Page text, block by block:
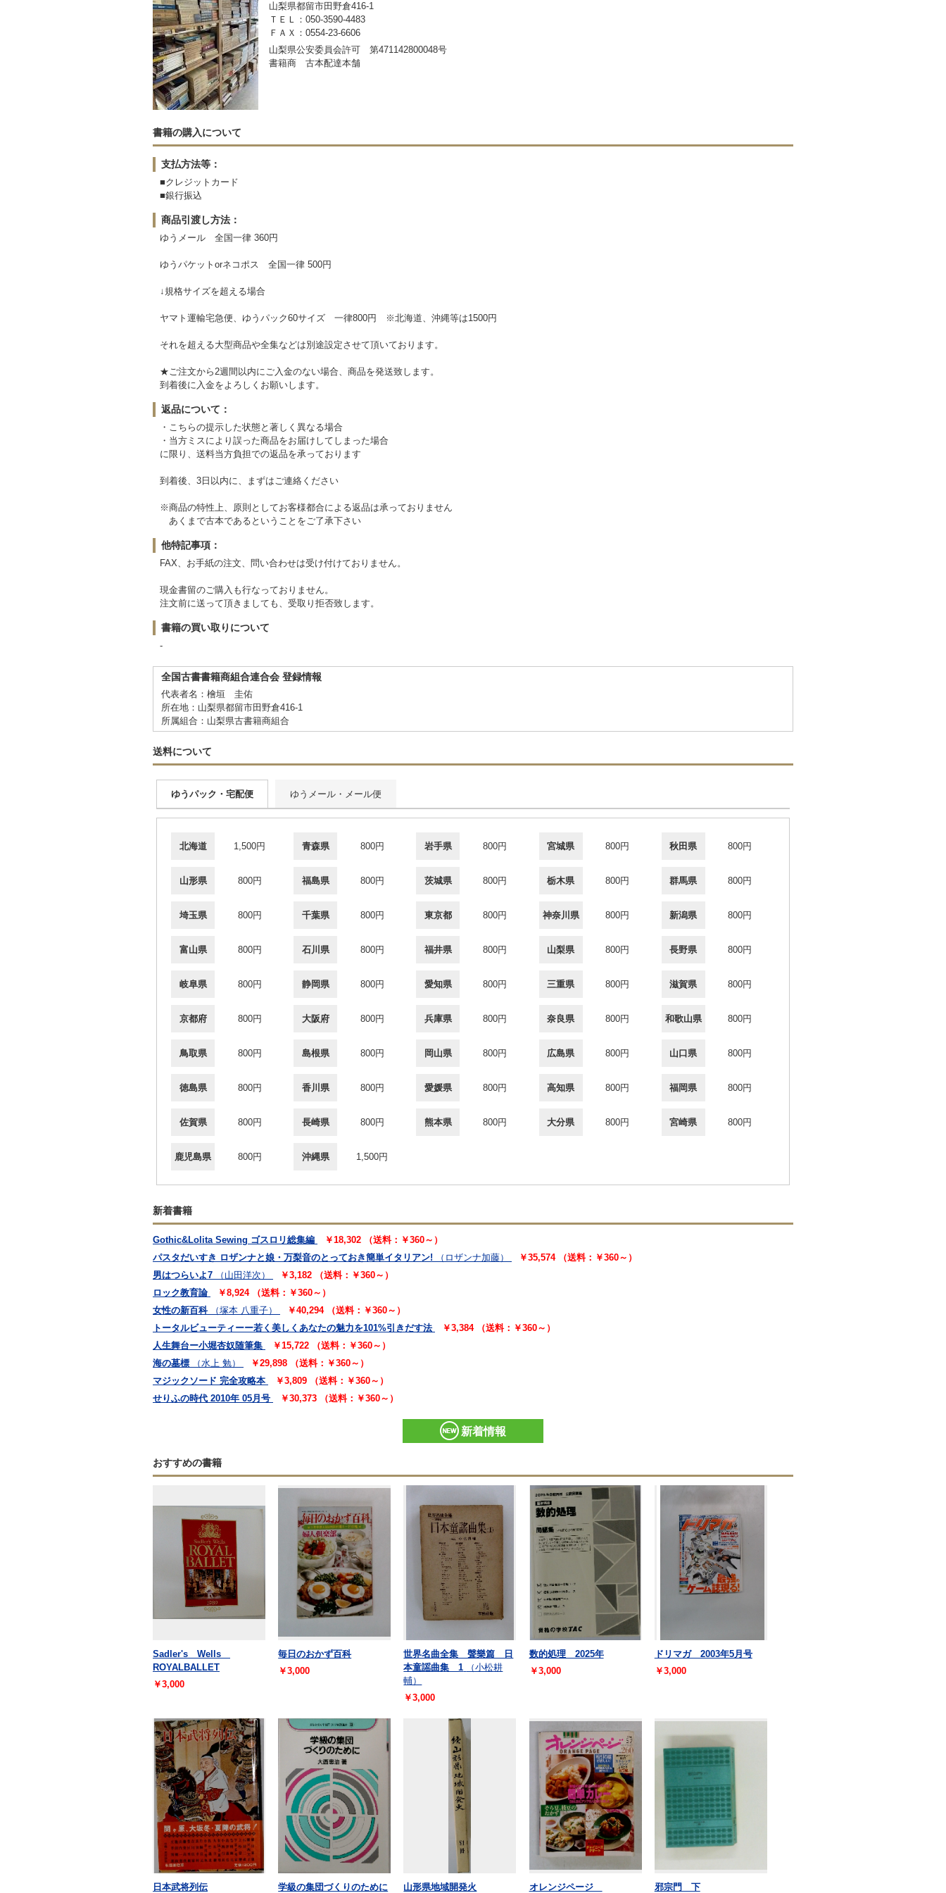
山梨県都留市田野倉416-1
ＴＥＬ：050-3590-4483
ＦＡＸ：0554-23-6606
山梨県公安委員会許可 第471142800048号
書籍商 古本配達本舗
書籍の購入について
支払方法等：
■クレジットカード
■銀行振込
商品引渡し方法：
ゆうメール 全国一律 360円
ゆうパケットorネコポス 全国一律 500円
↓規格サイズを超える場合
ヤマト運輸宅急便、ゆうパック60サイズ 一律800円 ※北海道、沖縄等は1500円
それを超える大型商品や全集などは別途設定させて頂いております。
★ご注文から2週間以内にご入金のない場合、商品を発送致します。
到着後に入金をよろしくお願いします。
返品について：
・こちらの提示した状態と著しく異なる場合
・当方ミスにより誤った商品をお届けしてしまった場合
に限り、送料当方負担での返品を承っております
到着後、3日以内に、まずはご連絡ください
※商品の特性上、原則としてお客様都合による返品は承っておりません
あくまで古本であるということをご了承下さい
他特記事項：
FAX、お手紙の注文、問い合わせは受け付けておりません。
現金書留のご購入も行なっておりません。
注文前に送って頂きましても、受取り拒否致します。
書籍の買い取りについて
-
全国古書書籍商組合連合会 登録情報
代表者名：檜垣 圭佑
所在地：山梨県都留市田野倉416-1
所属組合：山梨県古書籍商組合
送料について
ゆうパック・宅配便 ゆうメール・メール便
北海道 1,500円 青森県 800円 岩手県 800円 宮城県 800円 秋田県 800円
山形県 800円 福島県 800円 茨城県 800円 栃木県 800円 群馬県 800円
埼玉県 800円 千葉県 800円 東京都 800円 神奈川県 800円 新潟県 800円
富山県 800円 石川県 800円 福井県 800円 山梨県 800円 長野県 800円
岐阜県 800円 静岡県 800円 愛知県 800円 三重県 800円 滋賀県 800円
京都府 800円 大阪府 800円 兵庫県 800円 奈良県 800円 和歌山県 800円
鳥取県 800円 島根県 800円 岡山県 800円 広島県 800円 山口県 800円
徳島県 800円 香川県 800円 愛媛県 800円 高知県 800円 福岡県 800円
佐賀県 800円 長崎県 800円 熊本県 800円 大分県 800円 宮崎県 800円
鹿児島県 800円 沖縄県 1,500円
新着書籍
Gothic&Lolita Sewing ゴスロリ総集編
￥18,302 （送料：￥360～）
パスタだいすき ロザンナと娘・万梨音のとっておき簡単イタリアン!
（ロザンナ加藤）
￥35,574 （送料：￥360～）
男はつらいよ7
（山田洋次）
￥3,182 （送料：￥360～）
ロック教育論
￥8,924 （送料：￥360～）
女性の新百科
（塚本 八重子）
￥40,294 （送料：￥360～）
トータルビューティーー若く美しくあなたの魅力を101%引きだす法
￥3,384 （送料：￥360～）
人生舞台ー小堀杏奴随筆集
￥15,722 （送料：￥360～）
海の墓標
（水上 勉）
￥29,898 （送料：￥360～）
マジックソード 完全攻略本
￥3,809 （送料：￥360～）
せりふの時代 2010年 05月号
￥30,373 （送料：￥360～）
新着情報
おすすめの書籍
Sadler's Wells
ROYALBALLET
￥3,000
毎日のおかず百科
￥3,000
世界名曲全集 聲樂篇 日
本童謡曲集 1
（小松耕
輔）
￥3,000
数的処理 2025年
￥3,000
ドリマガ 2003年5月号
￥3,000
日本武将列伝 学級の集団づくりのために 山形県地域開発火 オレンジページ 邪宗門 下